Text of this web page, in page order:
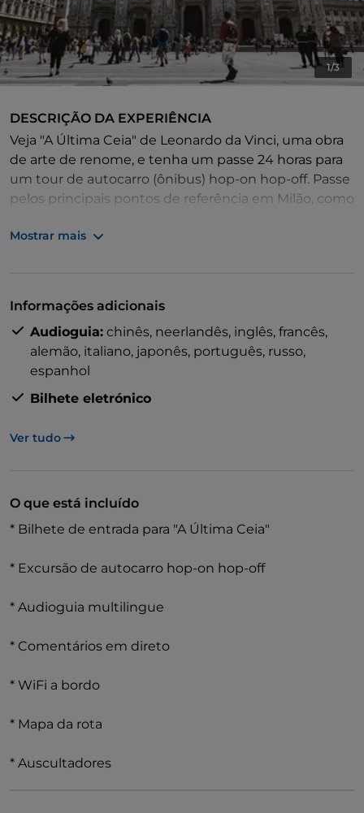
1/3
DESCRIÇÃO DA EXPERIÊNCIA
Veja "A Última Ceia" de Leonardo da Vinci, uma obra
de arte de renome, e tenha um passe 24 horas para
um tour de autocarro (ônibus) hop-on hop-off. Passe
pelos principais pontos de referência em Milão, como
turismo na cidade.
Mostrar mais
Informações adicionais
Audioguia: chinês, neerlandês, inglês, francês,
alemão, italiano, japonês, português, russo,
espanhol
Bilhete eletrónico
Ver tudo
O que está incluído
* Bilhete de entrada para "A Última Ceia"
* Excursão de autocarro hop-on hop-off
* Audioguia multilingue
* Comentários em direto
* WiFi a bordo
* Mapa da rota
* Auscultadores